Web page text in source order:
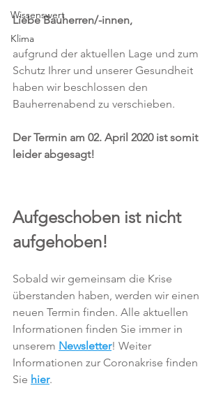
Wissenswert
Klima
Liebe Bauherren/-innen,
aufgrund der aktuellen Lage und zum
Schutz Ihrer und unserer Gesundheit
haben wir beschlossen den
Bauherrenabend zu verschieben.
Der Termin am 02. April 2020 ist somit
leider abgesagt!
Aufgeschoben ist nicht
aufgehoben!
Sobald wir gemeinsam die Krise
überstanden haben, werden wir einen
neuen Termin finden. Alle aktuellen
Informationen finden Sie immer in
unserem Newsletter! Weiter
Informationen zur Coronakrise finden
Sie hier.